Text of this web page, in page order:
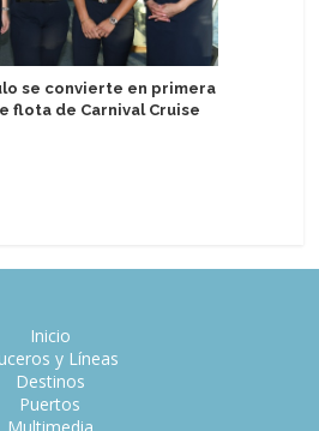
se convierte en primera
flota de Carnival Cruise
Inicio
y Líneas
Destinos
Puertos